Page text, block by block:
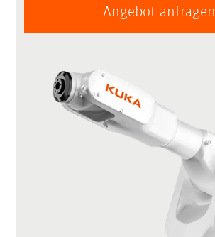
Angebot anfragen